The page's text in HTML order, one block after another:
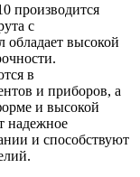
производится
с
высокой
в
и приборов, а
и высокой
надежное
и способствуют